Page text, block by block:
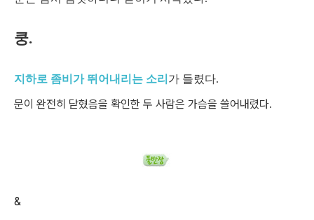
쿵.
지하로 좀비가 뛰어내리는 소리 가 들렸다.
문이 완전히 닫혔음을 확인한 두 사람은 가슴을 쓸어내렸다.
&